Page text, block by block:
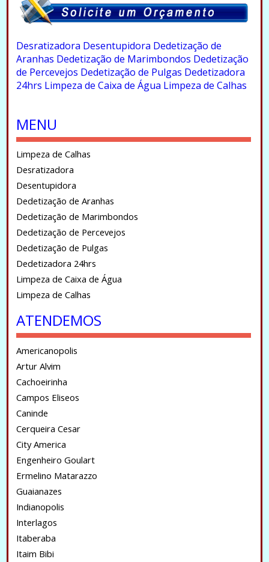
Desratizadora Desentupidora Dedetização de
Aranhas Dedetização de Marimbondos Dedetização
de Percevejos Dedetização de Pulgas Dedetizadora
24hrs Limpeza de Caixa de Água Limpeza de Calhas
MENU
Limpeza de Calhas
Desratizadora
Desentupidora
Dedetização de Aranhas
Dedetização de Marimbondos
Dedetização de Percevejos
Dedetização de Pulgas
Dedetizadora 24hrs
Limpeza de Caixa de Água
Limpeza de Calhas
ATENDEMOS
Americanopolis
Artur Alvim
Cachoeirinha
Campos Eliseos
Caninde
Cerqueira Cesar
City America
Engenheiro Goulart
Ermelino Matarazzo
Guaianazes
Indianopolis
Interlagos
Itaberaba
Itaim Bibi